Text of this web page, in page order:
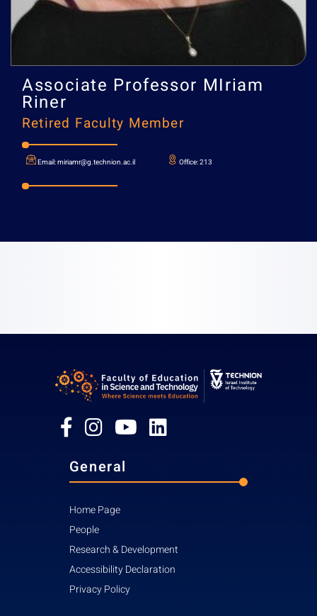
Associate Professor
Email:miriamr@g.technion.ac.il
General
Home Page
People
Research & Development
Accessibility Declaration
Privacy Policy